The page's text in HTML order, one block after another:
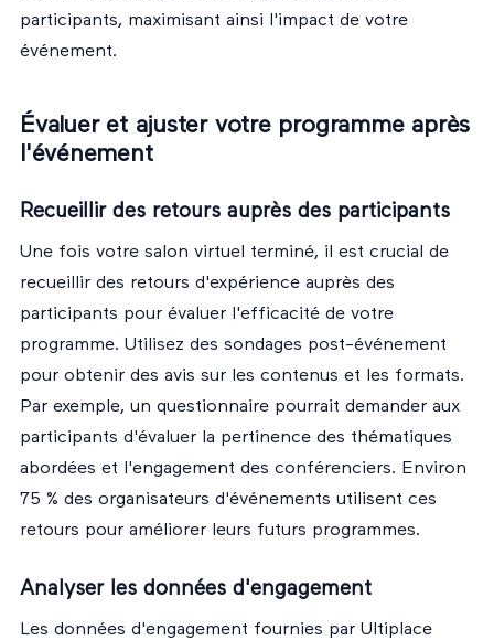
participants, maximisant ainsi l'impact de votre
événement.
Évaluer et ajuster votre programme après
l'événement
Recueillir des retours auprès des participants
Une fois votre salon virtuel terminé, il est crucial de
recueillir des retours d'expérience auprès des
participants pour évaluer l'efficacité de votre
programme. Utilisez des sondages post-événement
pour obtenir des avis sur les contenus et les formats.
Par exemple, un questionnaire pourrait demander aux
participants d'évaluer la pertinence des thématiques
abordées et l'engagement des conférenciers. Environ
75 % des organisateurs d'événements utilisent ces
retours pour améliorer leurs futurs programmes.
Analyser les données d'engagement
Les données d'engagement fournies par Ultiplace